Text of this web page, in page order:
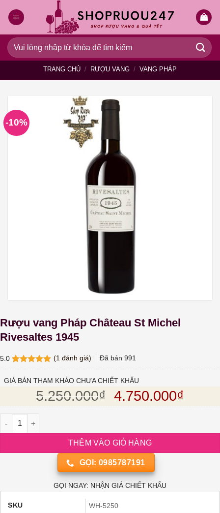
qua
dung
Tìm
kiếm:
TRANG CHỦ / RƯỢU VANG / VANG PHÁP
-10%
Rượu vang Pháp Château St Michel
Rivesaltes 1945
5.0
dựa trên
(1 đánh giá) Đã bán 991
GIÁ BÁN THAM KHẢO CHƯA CHIẾT KHẤU
5.250.000₫ Giá gốc là:
4.750.000₫
Rượu vang Pháp Château St Michel Rivesaltes 1945 số lượng
THÊM VÀO GIỎ HÀNG
GỌI: 0985787191
GỌI NGAY: NHẬN GIÁ CHIẾT KHẤU
SKU
WH-5250